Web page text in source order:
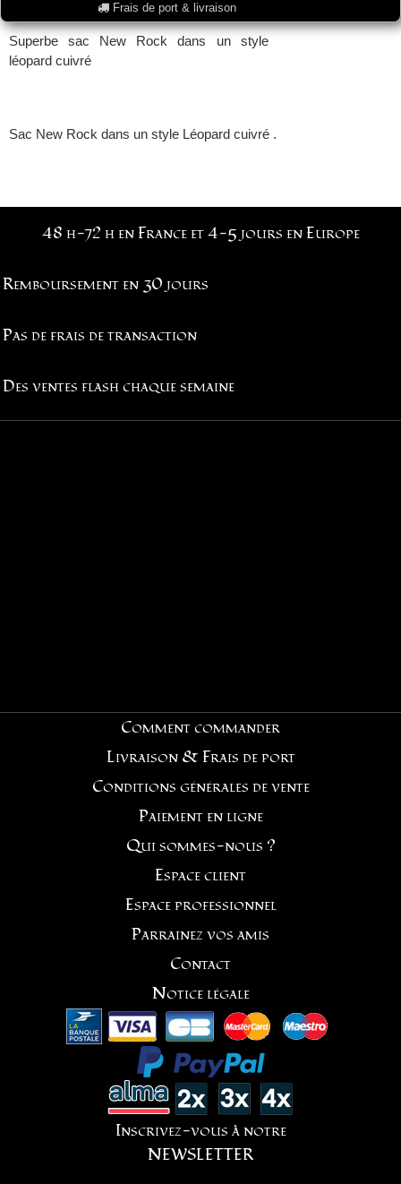
Frais de port & livraison
Superbe sac New Rock dans un style
léopard cuivré
Sac New Rock dans un style Léopard cuivré .
48 h-72 h en France et 4-5 jours en Europe
Remboursement en 30 jours
Pas de frais de transaction
Des ventes flash chaque semaine
Comment commander
Livraison & Frais de port
Conditions générales de vente
Paiement en ligne
Qui sommes-nous ?
Espace client
Espace professionnel
Parrainez vos amis
Contact
Notice légale
Inscrivez-vous à notre
NEWSLETTER